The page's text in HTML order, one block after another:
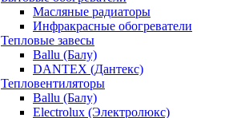
Масляные радиаторы
Инфракрасные обогреватели
Тепловые завесы
Ballu (Балу)
DANTEX (Дантекс)
Тепловентиляторы
Ballu (Балу)
Electrolux (Электролюкс)